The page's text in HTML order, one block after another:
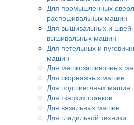
Для промышленных
распошивальных машин
Для вышивальных и
вышивальных машин
Для петельных и
машин
Для мешкозашивочных
Для скорняжных машин
Для подшивочных машин
Для ткацких станков
Для вязальных машин
Для гладильной техники